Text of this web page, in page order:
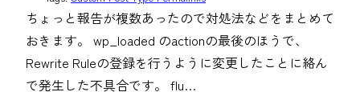
ちょっと報告が複数あったので対処法などをまとめて
おきます。 wp_loaded のactionの最後のほうで、
Rewrite Ruleの登録を行うように変更したことに絡ん
で発生した不具合です。 flu…